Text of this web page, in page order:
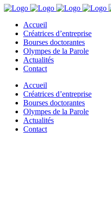
Accueil
Créatrices d’entreprise
Bourses doctorantes
Olympes de la Parole
Actualités
Contact
Accueil
Créatrices d’entreprise
Bourses doctorantes
Olympes de la Parole
Actualités
Contact